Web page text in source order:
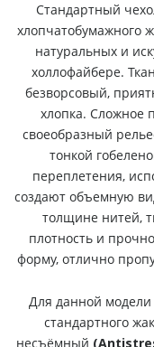
Стандартный
хлопчатобумажного
натуральных и
холлофайбере.
безворсовый,
хлопка. Сложное
своеобразный
тонкой
переплетения,
создают объемную
толщине нитей,
плотность и
форму, отлично
Для данной
стандартного
несъёмный